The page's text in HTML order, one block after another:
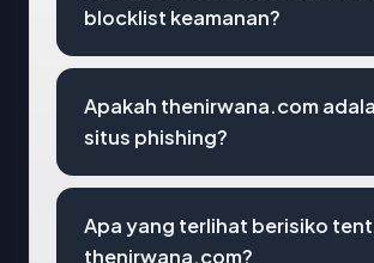
blocklist keamanan?
Apakah thenirwana.com
situs phishing?
Apa yang terlihat berisiko
thenirwana.com?